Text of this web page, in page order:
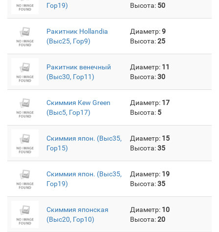
Гор19)
Высота: 50
Ракитник Hollandia
(Выс25, Гор9)
Диаметр:9
Высота:25
Ракитник венечный
(Выс30, Гор11)
Диаметр: 11
Высота:30
Скиммия Kew Green
(Выс5, Гор17)
Диаметр: 17
Высота: 5
Скиммия япон. (Выс35,
Гор15)
Диаметр: 15
Высота:35
Скиммия япон. (Выс35,
Гор19)
Диаметр: 19
Высота:35
Скиммия японская
(Выс20, Гор10)
Диаметр: 10
Высота:20